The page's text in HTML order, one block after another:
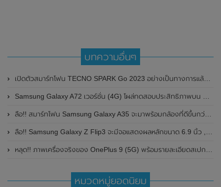
บทความอื่นๆ
เปิดตัวสมาร์ทโฟน TECNO SPARK Go 2023 อย่างเป็นทางการแล้ว มาพร้อมชิปเซ็ต MediaTek Helio A22 และกล้องหลังคู่ ความละเอียด 13MP ในเริ่มต้นเพียง 2,999 บาท
Samsung Galaxy A72 เวอร์ชั่น (4G) โผล่ทดสอบประสิทธิภาพบน Geekbench เผยให้เห็นรายละเอียดสเปกบางส่วน
ลือ!! สมาร์ทโฟน Samsung Galaxy A35 จะมาพร้อมกล้องที่ดีขึ้นกว่าเดิม
ลือ!! Samsung Galaxy Z Flip3 จะมีจอแสดงผลหลักขนาด 6.9 นิ้ว , มีขอบหน้าจอที่บางลง และรองรับอัตราการรีเฟรชเรทที่ 120Hz
หลุด!! ภาพเครื่องจริงของ OnePlus 9 (5G) พร้อมรายละเอียดสเปกบางส่วน ก่อนเปิดตัวในเร็วๆนี้
หมวดหมู่ยอดนิยม